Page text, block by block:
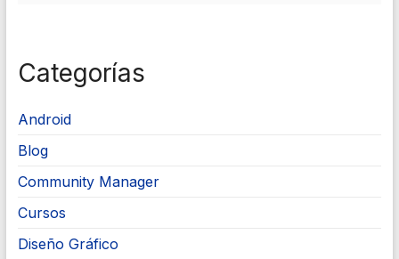
Categorías
Android
Blog
Community Manager
Cursos
Diseño Gráfico